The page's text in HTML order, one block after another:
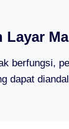
Layar
berfungsi,
dapat